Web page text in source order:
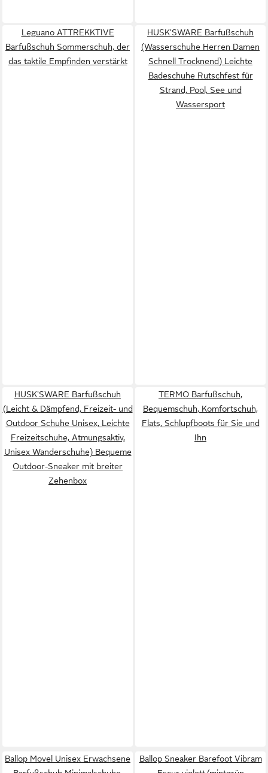
Leguano ATTREKKTIVE
Barfußschuh Sommerschuh, der
das taktile Empfinden verstärkt
HUSK'SWARE Barfußschuh
(Wasserschuhe Herren Damen
Schnell Trocknend) Leichte
Badeschuhe Rutschfest für
Strand, Pool, See und
Wassersport
HUSK'SWARE Barfußschuh
(Leicht & Dämpfend, Freizeit- und
Outdoor Schuhe Unisex, Leichte
Freizeitschuhe, Atmungsaktiv,
Unisex Wanderschuhe) Bequeme
Outdoor-Sneaker mit breiter
Zehenbox
TERMO Barfußschuh,
Bequemschuh, Komfortschuh,
Flats, Schlupfboots für Sie und
Ihn
Ballop Movel Unisex Erwachsene
Ballop Sneaker Barefoot Vibram